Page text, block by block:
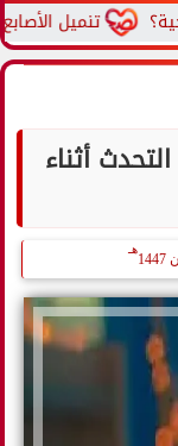
تنميل الأصابع
أثناء
هـ